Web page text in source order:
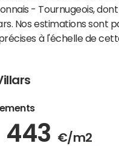
- Tournugeois,
Nos estimations sont
à l'échelle de
443 €/m2